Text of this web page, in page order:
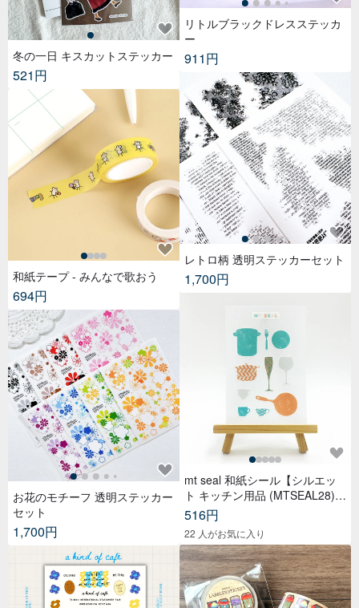
冬の一日 キスカットステッカー
521円
和紙テープ - みんなで歌おう
694円
お花のモチーフ 透明ステッカー
セット
1,700円
リトルブラックドレスステッカ
ー
911円
レトロ柄 透明ステッカーセット
1,700円
mt seal 和紙シール【シルエッ
ト キッチン用品 (MTSEAL28)】
2017AW
516円
22 人がお気に入り